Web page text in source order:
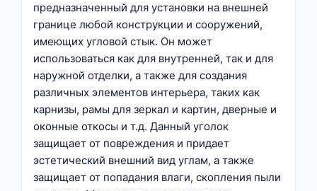
предназначенный для установки на внешней
границе любой конструкции и сооружений,
имеющих угловой стык. Он может
использоваться как для внутренней, так и для
наружной отделки, а также для создания
различных элементов интерьера, таких как
карнизы, рамы для зеркал и картин, дверные и
оконные откосы и т.д. Данный уголок
защищает от повреждения и придает
эстетический внешний вид углам, а также
защищает от попадания влаги, скопления пыли